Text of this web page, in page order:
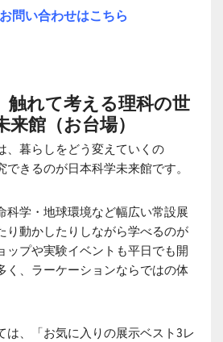
問い合わせはこちら
触れて考える理科の世
館（お台場）
、暮らしをどう変えていくの
きるのが日本科学未来館です。
科学・地球環境など幅広い常設展
り動かしたりしながら学べるのが
ップや実験イベントも平日でも開
く、ラーケーションならではの体
は、「お気に入りの展示ベスト3レ